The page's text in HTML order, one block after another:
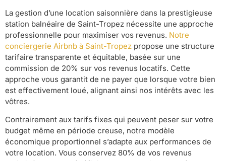
La gestion d’une location saisonnière dans la prestigieuse
station balnéaire de Saint-Tropez nécessite une approche
professionnelle pour maximiser vos revenus. Notre
conciergerie Airbnb à Saint-Tropez propose une structure
tarifaire transparente et équitable, basée sur une
commission de 20% sur vos revenus locatifs. Cette
approche vous garantit de ne payer que lorsque votre bien
est effectivement loué, alignant ainsi nos intérêts avec les
vôtres.
Contrairement aux tarifs fixes qui peuvent peser sur votre
budget même en période creuse, notre modèle
économique proportionnel s’adapte aux performances de
votre location. Vous conservez 80% de vos revenus